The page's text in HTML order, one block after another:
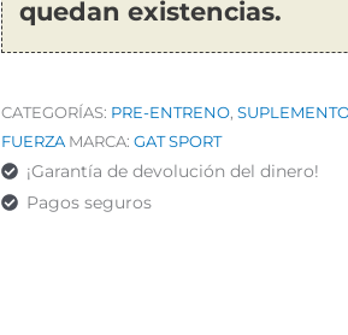
quedan existencias.
CATEGORÍAS: PRE-ENTRENO,
FUERZA MARCA: GAT SPORT
¡Garantía de devolución del dinero!
Pagos seguros